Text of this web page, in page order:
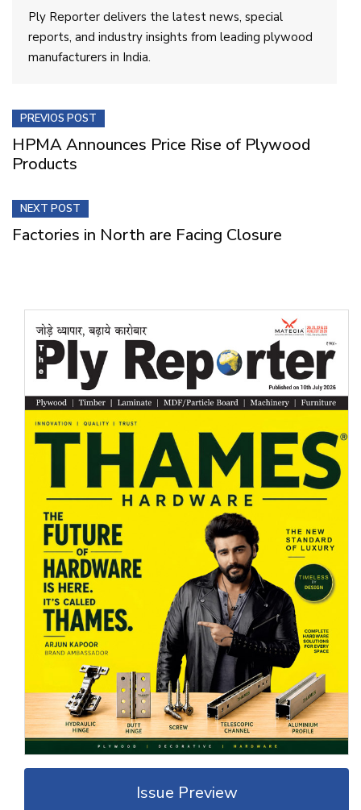
Ply Reporter delivers the latest news, special
reports, and industry insights from leading plywood
manufacturers in India.
PREVIOS POST
HPMA Announces Price Rise of Plywood
Products
NEXT POST
Factories in North are Facing Closure
Issue Preview